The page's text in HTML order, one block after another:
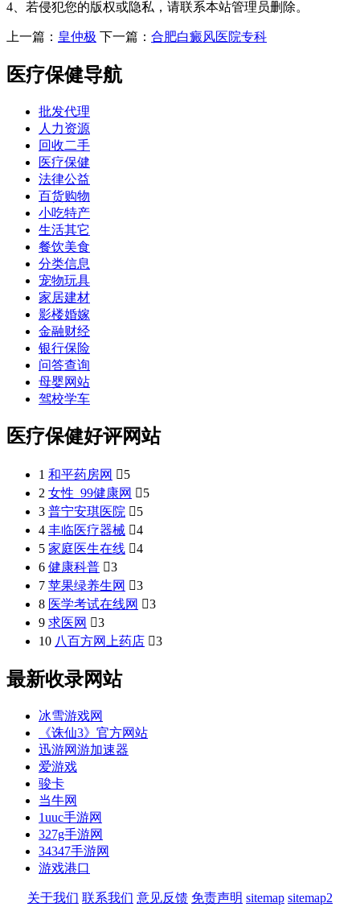
4、若侵犯您的版权或隐私，请联系本站管理员删除。
上一篇： 皇仲极 下一篇： 合肥白癜风医院专科
医疗保健导航
批发代理
人力资源
回收二手
医疗保健
法律公益
百货购物
小吃特产
生活其它
餐饮美食
分类信息
宠物玩具
家居建材
影楼婚嫁
金融财经
银行保险
问答查询
母婴网站
驾校学车
医疗保健好评网站
1 和平药房网 5
2 女性_99健康网 5
3 普宁安琪医院 5
4 丰临医疗器械 4
5 家庭医生在线 4
6 健康科普 3
7 苹果绿养生网 3
8 医学考试在线网 3
9 求医网 3
10 八百方网上药店 3
最新收录网站
冰雪游戏网
《诛仙3》官方网站
迅游网游加速器
爱游戏
骏卡
当牛网
1uuc手游网
327g手游网
34347手游网
游戏港口
关于我们 联系我们 意见反馈 免责声明 sitemap sitemap2